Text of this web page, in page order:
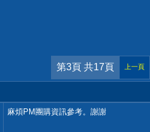
第3頁 共17頁 上一頁
麻煩PM團購資訊參考。謝謝